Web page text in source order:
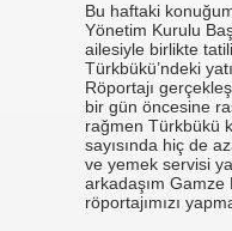
Bu haftaki
Yönetim Kurulu
ailesiyle birlikte
Türkbükü’ndeki
Röportajı
bir gün öncesine
rağmen Türkbükü
sayısında hiç de
ve yemek servisi
arkadaşım Gamze
röportajımızı